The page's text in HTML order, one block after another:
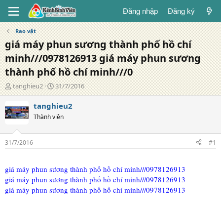
Đăng nhập Đăng ký
Rao vặt
giá máy phun sương thành phố hồ chí
minh///0978126913 giá máy phun sương
thành phố hồ chí minh///0
T
á
g
i
ả
tanghieu2
N
g
à
y
đ
g
31/7/2016
tanghieu2
Thành viên
31/7/2016 #1
giá máy phun sương thành phố hồ chí minh///0978126913
giá máy phun sương thành phố hồ chí minh///0978126913
giá máy phun sương thành phố hồ chí minh///0978126913